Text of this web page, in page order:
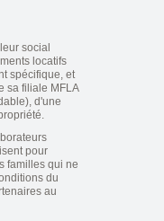
social
locatifs
spécifique, et
sa filiale MFLA
d'une
pour
familles qui ne
du
au